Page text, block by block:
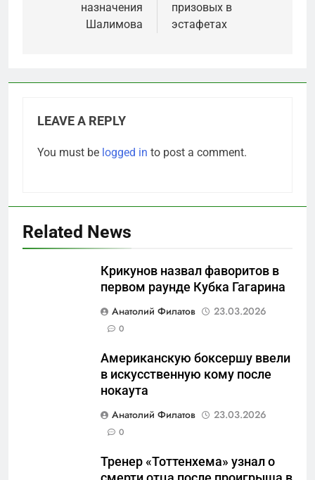
назначения
Шалимова
призовых в
эстафетах
LEAVE A REPLY
You must be logged in to post a comment.
Related News
Крикунов назвал фаворитов в
первом раунде Кубка Гагарина
Анатолий Филатов
23.03.2026
0
Американскую боксершу ввели
в искусственную кому после
нокаута
Анатолий Филатов
23.03.2026
0
Тренер «Тоттенхема» узнал о
Отрезанные от помощи:
маркетплейсы «умывают
руки» после ударов по
складам Wildberries?
САНКТ-ПЕТЕРБУРГ И ОБЛАСТЬ
«Ростех» разъедают изнутри:
Серовский оборонный завод
САНКТ-ПЕТЕРБУРГ И ОБЛАСТЬ